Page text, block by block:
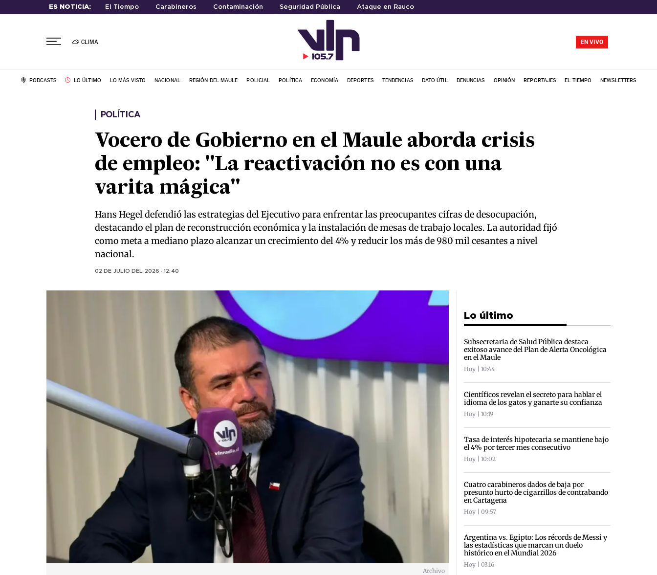
ES NOTICIA: El Tiempo Carabineros Contaminación Seguridad Pública Ataque en Rauco
CLIMA EN VIVO
PODCASTS LO ÚLTIMO LO MÁS VISTO NACIONAL REGIÓN DEL MAULE POLICIAL POLÍTICA ECONOMÍA DEPORTES TENDENCIAS DATO ÚTIL DENUNCIAS OPINIÓN REPORTAJES EL TIEMPO NEWSLETTERS
POLÍTICA
Vocero de Gobierno en el Maule aborda crisis
de empleo: "La reactivación no es con una
varita mágica"
Hans Hegel defendió las estrategias del Ejecutivo para enfrentar las preocupantes cifras de desocupación,
destacando el plan de reconstrucción económica y la instalación de mesas de trabajo locales. La autoridad fijó
como meta a mediano plazo alcanzar un crecimiento del 4% y reducir los más de 980 mil cesantes a nivel
nacional.
02 DE JULIO DEL 2026 · 12:40
Archivo
Lo último
Subsecretaria de Salud Pública destaca
exitoso avance del Plan de Alerta Oncológica
en el Maule
Hoy | 10:44
Científicos revelan el secreto para hablar el
idioma de los gatos y ganarte su confianza
Hoy | 10:19
Tasa de interés hipotecaria se mantiene bajo
el 4% por tercer mes consecutivo
Hoy | 10:02
Cuatro carabineros dados de baja por
presunto hurto de cigarrillos de contrabando
en Cartagena
Hoy | 09:57
Argentina vs. Egipto: Los récords de Messi y
las estadísticas que marcan un duelo
histórico en el Mundial 2026
Hoy | 03:16